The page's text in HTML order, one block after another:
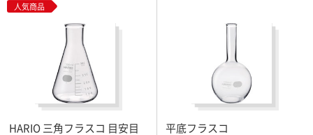
人気商品
HARIO 三角フラスコ 目安目
平底フラスコ